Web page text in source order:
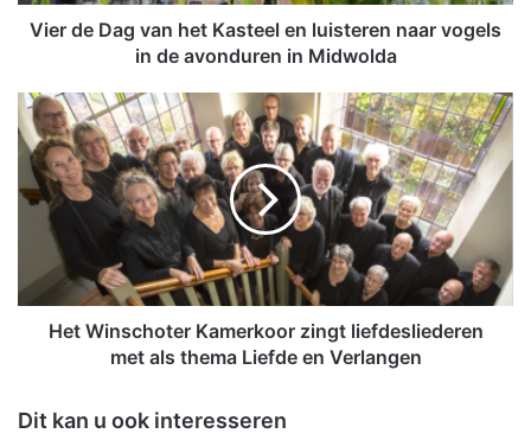
h
e
a
e
u
Vier de Dag van het Kasteel en luisteren naar vogels
in de avonduren in Midwolda
H
e
h
K
Het Winschoter Kamerkoor zingt liefdesliederen
met als thema Liefde en Verlangen
Dit kan u ook interesseren